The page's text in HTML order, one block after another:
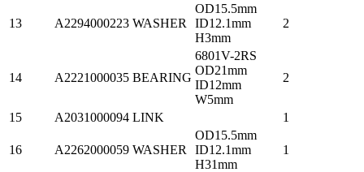
13 A2294000223 WASHER
OD15.5mm
ID12.1mm
H3mm
2
14 A2221000035 BEARING
6801V-2RS
OD21mm
ID12mm
W5mm
2
15 A2031000094 LINK 1
16 A2262000059 WASHER
OD15.5mm
ID12.1mm
H31mm
1